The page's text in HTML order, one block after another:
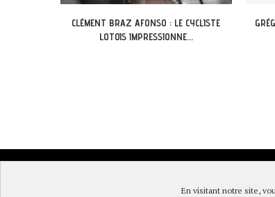
En visitant notre site,
GRÉGOIRE ET L’AVENTURE « G’VÉLO » À
MERCUÈS...